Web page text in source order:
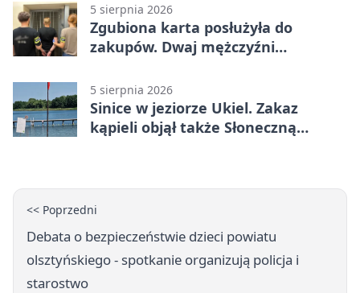
5 sierpnia 2026
Zgubiona karta posłużyła do
zakupów. Dwaj mężczyźni
5 sierpnia 2026
Sinice w jeziorze Ukiel. Zakaz
kąpieli objął także Słoneczną
<< Poprzedni
Debata o bezpieczeństwie dzieci powiatu
olsztyńskiego - spotkanie organizują policja i
starostwo